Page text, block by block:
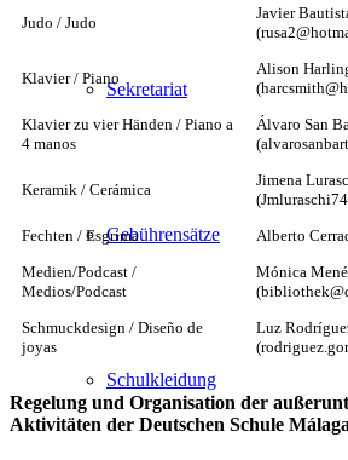
Sekretariat
Gebührensätze
Schulkleidung
Judo / Judo
Javier
Klavier / Piano
Alison
Klavier zu vier Händen / Piano a
4 manos
Álvaro San
Keramik / Cerámica
Jimena
Fechten / Esgrima
Alberto
Medien/Podcast /
Medios/Podcast
Mónica
Schmuckdesign / Diseño de
joyas
Luz
Regelung und Organisation der
Aktivitäten der Deutschen Schule Málaga